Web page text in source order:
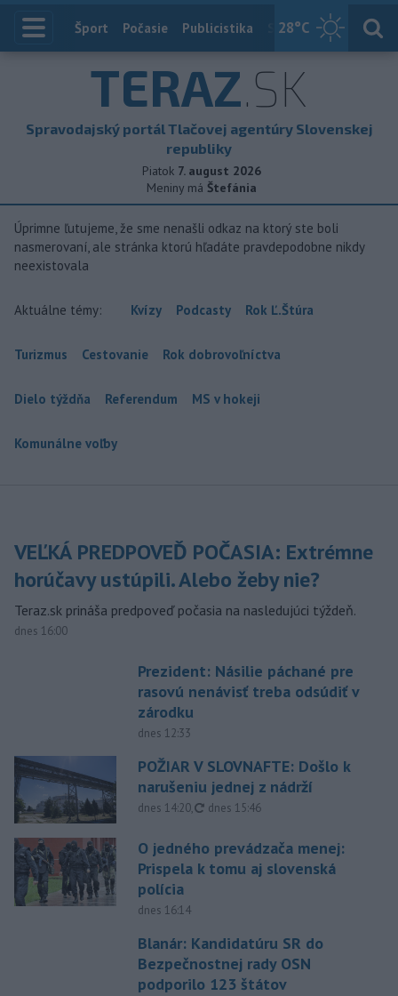
28°C
Index
Šport Počasie Publicistika Slovensko
TERAZ.SK
Spravodajský portál Tlačovej agentúry Slovenskej
republiky
Piatok 7. august 2026
Meniny má Štefánia
Úprimne ľutujeme, že sme nenašli odkaz na ktorý ste boli
nasmerovaní, ale stránka ktorú hľadáte pravdepodobne nikdy
neexistovala
Aktuálne témy: Kvízy Podcasty Rok Ľ.Štúra
Turizmus Cestovanie Rok dobrovoľníctva
Dielo týždňa Referendum MS v hokeji
Komunálne voľby
VEĽKÁ PREDPOVEĎ POČASIA: Extrémne
horúčavy ustúpili. Alebo žeby nie?
Teraz.sk prináša predpoveď počasia na nasledujúci týždeň.
dnes 16:00
Prezident: Násilie páchané pre
rasovú nenávisť treba odsúdiť v
zárodku
dnes 12:33
POŽIAR V SLOVNAFTE: Došlo k
narušeniu jednej z nádrží
dnes 14:20, aktualizované
dnes 15:46
O jedného prevádzača menej:
Prispela k tomu aj slovenská
polícia
dnes 16:14
Blanár: Kandidatúru SR do
Bezpečnostnej rady OSN
podporilo 123 štátov